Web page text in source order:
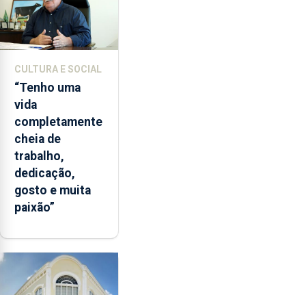
CULTURA E SOCIAL
“Tenho uma
vida
completamente
cheia de
trabalho,
dedicação,
gosto e muita
paixão”